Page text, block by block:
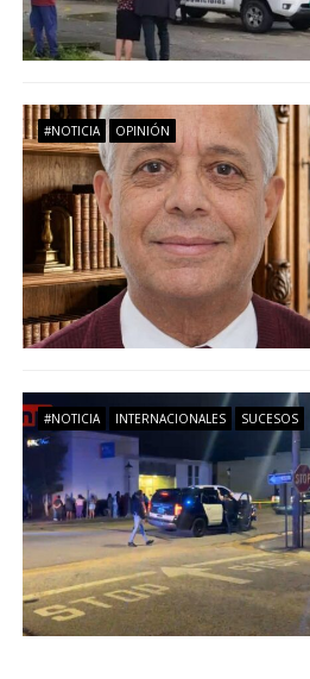
ó
n
d
e
e
n
t
r
a
d
a
#NOTICIA OPINIÓN
#NOTICIA INTERNACIONALES SUCESOS